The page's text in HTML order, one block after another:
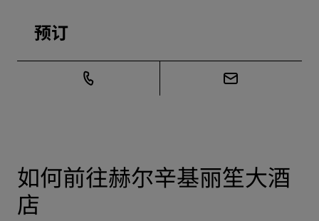
预订
如何前往赫尔辛基丽笙大酒
店